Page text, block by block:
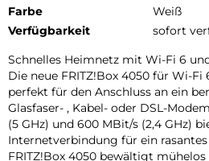
Farbe
Weiß
Verfügbarkeit
sofort
Schnelles Heimnetz mit Wi-Fi 6
Die neue FRITZ!Box 4050 für Wi-Fi
perfekt für den Anschluss an ein
Glasfaser- , Kabel- oder DSL-
(5 GHz) und 600 MBit/s (2,4 GHz)
Internetverbindung für ein
FRITZ!Box 4050 bewältigt